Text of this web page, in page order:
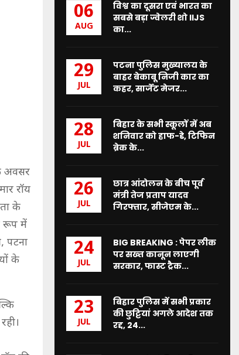
अवसर
रॉय
के
रूप में
पटना
के
06
AUG
विश्व का दूसरा एवं भारत का
सबसे बड़ा ज्वेलरी शो IIJS
का...
29
JUL
पटना पुलिस मुख्यालय के
बाहर बेकाबू निजी कार का
कहर, सार्जेंट मेजर...
28
JUL
बिहार के सभी स्कूलों में अब
शनिवार को हाफ-डे, टिफिन
ब्रेक के...
26
JUL
छात्र आंदोलन के बीच पूर्व
मंत्री तेज प्रताप यादव
गिरफ्तार, सीजेएम के...
24
JUL
BIG BREAKING : पेपर लीक
पर सख्त कानून लाएगी
सरकार, फास्ट ट्रैक...
23
JUL
बिहार पुलिस में सभी प्रकार
की छुट्टियां अगले आदेश तक
रद्द, 24...